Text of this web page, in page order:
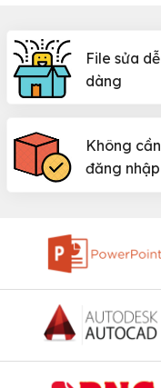
File sửa dễ
dàng
Không cần
đăng nhập